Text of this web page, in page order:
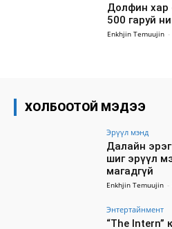
Долфин хар
500 гаруй
Enkhjin Temuujin -
ХОЛБООТОЙ МЭДЭЭ
Эрүүл мэнд
Далайн
шиг эрүүл
магадгүй
Enkhjin Temuujin -
Энтертайнмент
“The Intern”